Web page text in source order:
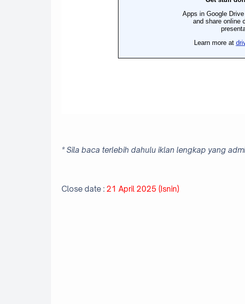
* Sila baca terlebih dahulu iklan lengkap yang
Close date : 21 April 2025 (Isnin)